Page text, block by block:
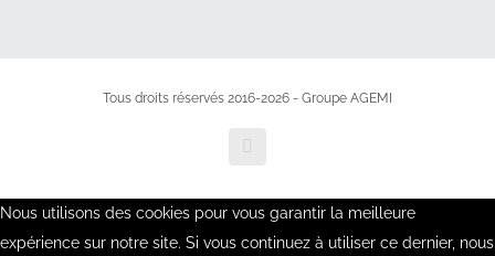
Tous droits réservés 2016-2026 - Groupe AGEMI
LinkedIn
Nous utilisons des cookies pour vous garantir la meilleure
expérience sur notre site. Si vous continuez à utiliser ce dernier, nous